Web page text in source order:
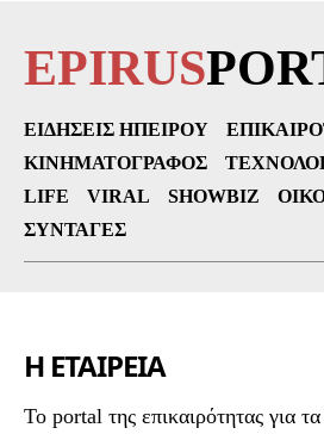
EPIRUS
ΕΙΔΉΣΕΙΣ ΗΠΕΊΡΟΥ
ΚΙΝΗΜΑΤΟΓΡΆΦΟΣ
LIFE
VIRAL SHOWBIZ
ΣΥΝΤΑΓΈΣ
Η ΕΤΑΙΡΕΙΑ
To portal της επικαιρότητας για